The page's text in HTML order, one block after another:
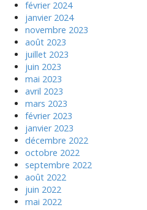
février 2024
janvier 2024
novembre 2023
août 2023
juillet 2023
juin 2023
mai 2023
avril 2023
mars 2023
février 2023
janvier 2023
décembre 2022
octobre 2022
septembre 2022
août 2022
juin 2022
mai 2022